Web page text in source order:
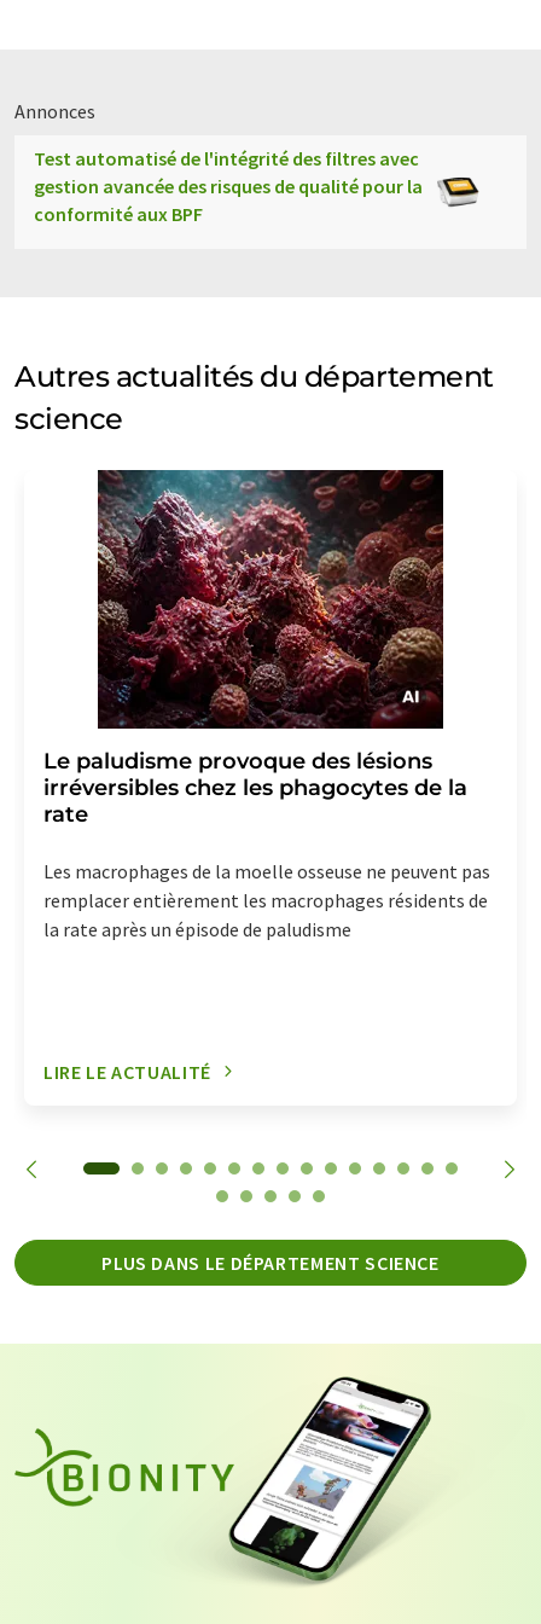
Annonces
Test automatisé de l'intégrité des filtres avec
gestion avancée des risques de qualité pour la
conformité aux BPF
Autres actualités du département
science
Le paludisme provoque des lésions
irréversibles chez les phagocytes de la
rate
Les macrophages de la moelle osseuse ne peuvent pas
remplacer entièrement les macrophages résidents de
la rate après un épisode de paludisme
LIRE LE ACTUALITÉ
PLUS DANS LE DÉPARTEMENT SCIENCE